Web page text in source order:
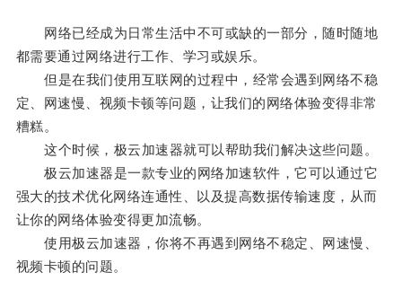
网络已经成为日常生活中不可或缺的一部分，随时随地
都需要通过网络进行工作、学习或娱乐。
但是在我们使用互联网的过程中，经常会遇到网络不稳
定、网速慢、视频卡顿等问题，让我们的网络体验变得非常
糟糕。
这个时候，极云加速器就可以帮助我们解决这些问题。
极云加速器是一款专业的网络加速软件，它可以通过它
强大的技术优化网络连通性、以及提高数据传输速度，从而
让你的网络体验变得更加流畅。
使用极云加速器，你将不再遇到网络不稳定、网速慢、
视频卡顿的问题。